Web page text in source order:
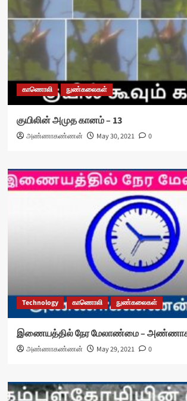
காணொலி நுண்கலைகள்
குயிலின் அமுத கானம் – 13
அண்ணாகண்ணன் May 30, 2021 0
Technology காணொலி நுண்கலைகள்
இணையத்தில் நேர மேலாண்மை –
அண்ணாகண்ணன் May 29, 2021 0